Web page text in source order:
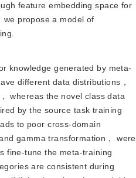
feature embedding space for
propose a model of
knowledge generated by meta-
different data distributions，
whereas the novel class data
by the source task training
to poor cross-domain
gamma transformation， were
fine-tune the meta-training
are consistent during